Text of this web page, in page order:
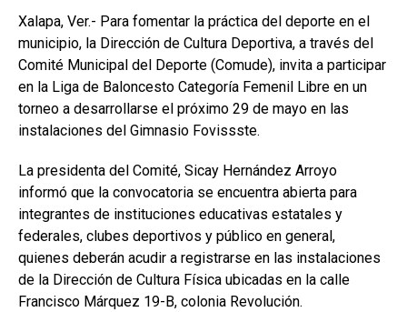
Xalapa, Ver.- Para fomentar la práctica del deporte en el
municipio, la Dirección de Cultura Deportiva, a través del
Comité Municipal del Deporte (Comude), invita a participar
en la Liga de Baloncesto Categoría Femenil Libre en un
torneo a desarrollarse el próximo 29 de mayo en las
instalaciones del Gimnasio Fovissste.
La presidenta del Comité, Sicay Hernández Arroyo
informó que la convocatoria se encuentra abierta para
integrantes de instituciones educativas estatales y
federales, clubes deportivos y público en general,
quienes deberán acudir a registrarse en las instalaciones
de la Dirección de Cultura Física ubicadas en la calle
Francisco Márquez 19-B, colonia Revolución.